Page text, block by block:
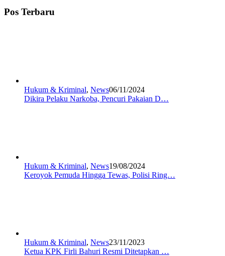
Pos Terbaru
Hukum & Kriminal, News06/11/2024
Dikira Pelaku Narkoba, Pencuri Pakaian D…
Hukum & Kriminal, News19/08/2024
Keroyok Pemuda Hingga Tewas, Polisi Ring…
Hukum & Kriminal, News23/11/2023
Ketua KPK Firli Bahuri Resmi Ditetapkan …